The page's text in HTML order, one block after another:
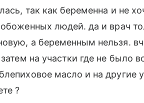
так как беременна и не
людей. да и врач
а беременным нельзя.
затем на участки где не было
масло и на другие
?